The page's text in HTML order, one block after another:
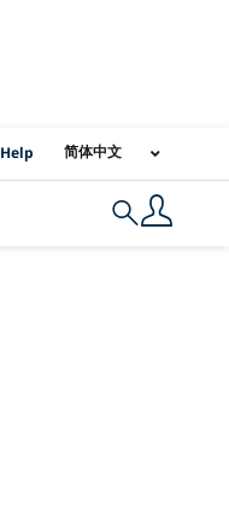
Help 简体中文
Search